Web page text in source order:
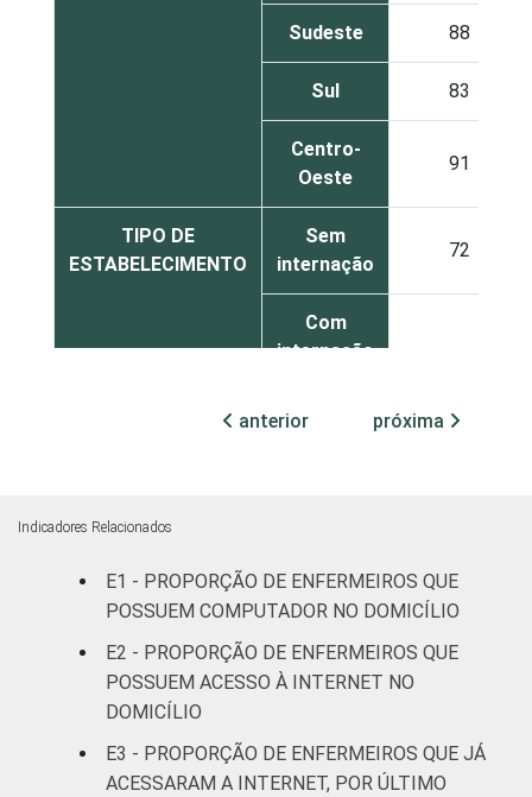
Sudeste 88
Sul 83
Centro-
Oeste
91
TIPO DE
ESTABELECIMENTO
Sem
internação
72
Com
internação
FAIXA ETÁRIA
Até 30
82
31 a 40
41 anos ou
anterior próxima
Indicadores Relacionados
E1 - PROPORÇÃO DE ENFERMEIROS QUE
POSSUEM COMPUTADOR NO DOMICÍLIO
E2 - PROPORÇÃO DE ENFERMEIROS QUE
POSSUEM ACESSO À INTERNET NO
DOMICÍLIO
E3 - PROPORÇÃO DE ENFERMEIROS QUE JÁ
ACESSARAM A INTERNET, POR ÚLTIMO